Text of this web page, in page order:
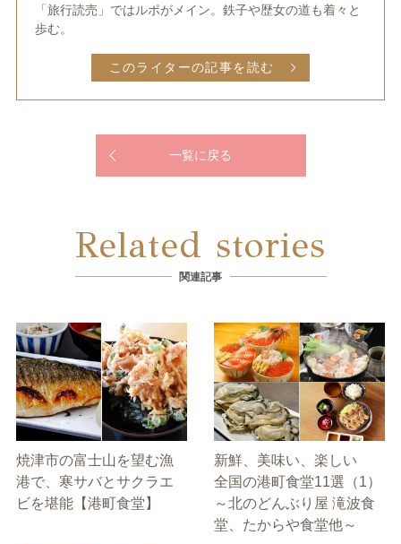
「旅行読売」ではルポがメイン。鉄子や歴女の道も着々と
歩む。
このライターの記事を読む
一覧に戻る
Related stories
関連記事
焼津市の富士山を望む漁
港で、寒サバとサクラエ
ビを堪能【港町食堂】
新鮮、美味い、楽しい
全国の港町食堂11選（1）
～北のどんぶり屋 滝波食
堂、たからや食堂他～